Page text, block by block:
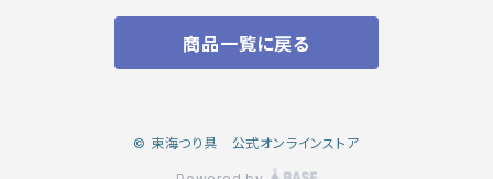
商品一覧に戻る
© 東海つり具 公式オンラインストア